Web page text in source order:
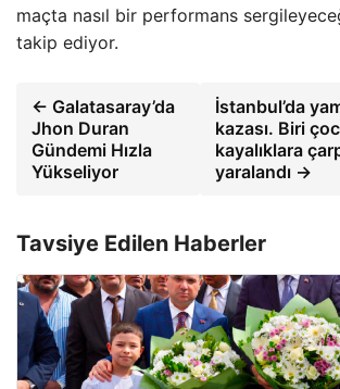
maçta nasıl bir performans
takip ediyor.
← Galatasaray’da
Jhon Duran
Gündemi Hızla
Yükseliyor
İstanbul’da
kazası. Biri
kayalıklara
yaralandı →
Tavsiye Edilen Haberler